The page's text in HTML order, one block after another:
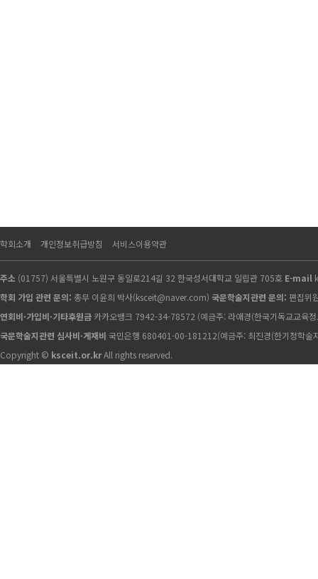
학회소개 개인정보취급방침 서비스이용약관
주소 (01757) 서울특별시 노원구 동일로214길 32 한국성서대학교 일립관 705호 E-mail
학회 가입 관련 문의: 총무 이윤희 박사(ksceit@naver.com) 국문학술지관련 문의: 편집위
연회비·가입비·기타후원금 카카오뱅크 7942-34-78572 (예금주: 라애경(한국기독교교육
국문학술지관련 심사비·게재비 국민은행 680401-00-181212(예금주: 최진경(한기정학술
Copyright © ksceit.or.krAll rights reserved.